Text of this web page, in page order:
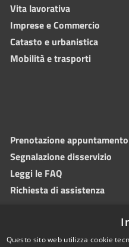
Vita lavorativa
Imprese e Commercio
Catasto e urbanistica
Mobilità e trasporti
Prenotazione appuntamento
Segnalazione disservizio
Leggi le FAQ
Richiesta di assistenza
Questo sito web utilizza cookie